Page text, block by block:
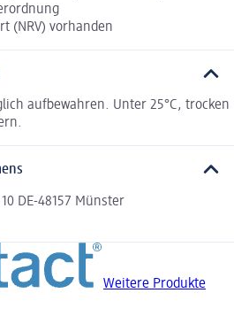
(NRV) vorhanden
aufbewahren. Unter 25°C, trocken
DE-48157 Münster
Weitere Produkte